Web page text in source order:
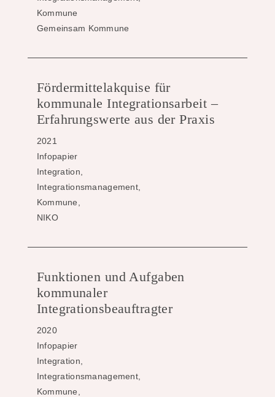
Kommune
Gemeinsam Kommune
Fördermittelakquise für
kommunale Integrationsarbeit –
Erfahrungswerte aus der Praxis
2021
Infopapier
Integration,
Integrationsmanagement,
Kommune,
NIKO
Funktionen und Aufgaben
kommunaler
Integrationsbeauftragter
2020
Infopapier
Integration,
Integrationsmanagement,
Kommune,